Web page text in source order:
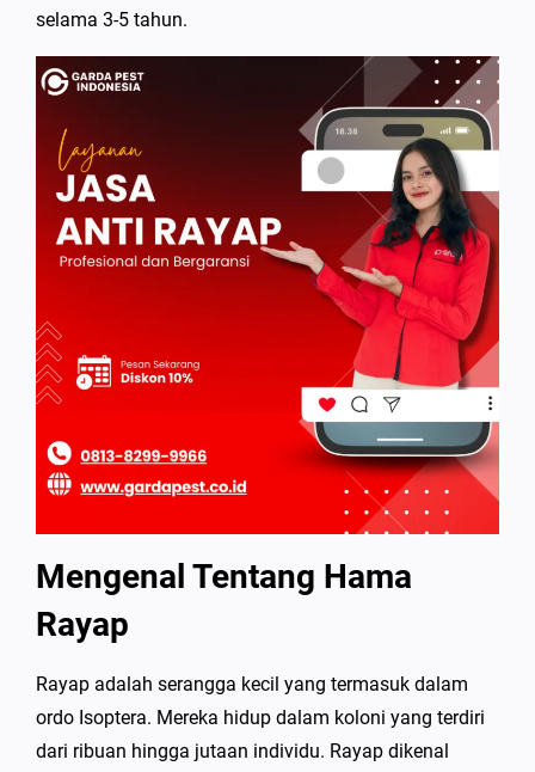
selama 3-5 tahun.
Mengenal Tentang Hama
Rayap
Rayap adalah serangga kecil yang termasuk dalam
ordo Isoptera. Mereka hidup dalam koloni yang terdiri
dari ribuan hingga jutaan individu. Rayap dikenal